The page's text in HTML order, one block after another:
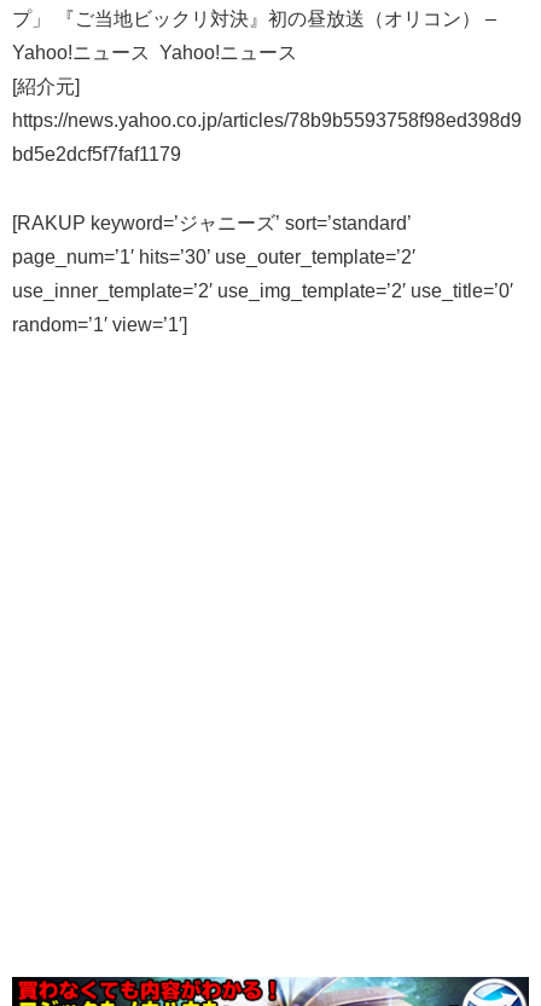
プ」 『ご当地ビックリ対決』初の昼放送（オリコン） –
Yahoo!ニュース Yahoo!ニュース
[紹介元]
https://news.yahoo.co.jp/articles/78b9b5593758f98ed398d9
bd5e2dcf5f7faf1179
[RAKUP keyword=’ジャニーズ’ sort=’standard’
page_num=’1′ hits=’30’ use_outer_template=’2′
use_inner_template=’2′ use_img_template=’2′ use_title=’0′
random=’1′ view=’1′]